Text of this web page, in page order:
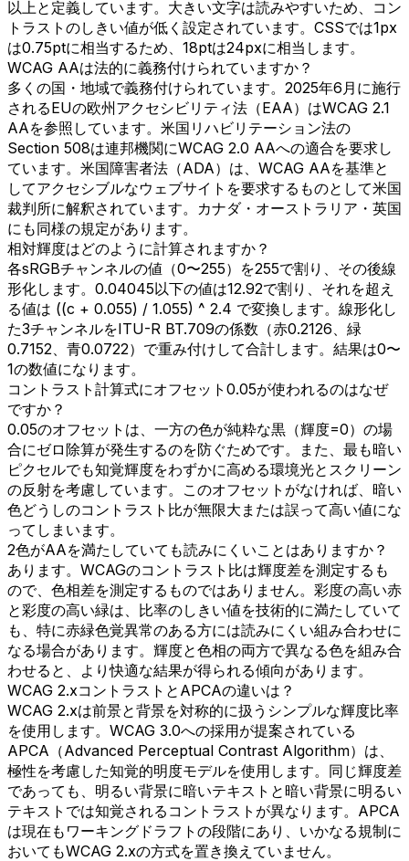
以上と定義しています。大きい文字は読みやすいため、コン
トラストのしきい値が低く設定されています。CSSでは1px
は0.75ptに相当するため、18ptは24pxに相当します。
WCAG AAは法的に義務付けられていますか？
多くの国・地域で義務付けられています。2025年6月に施行
されるEUの欧州アクセシビリティ法（EAA）はWCAG 2.1
AAを参照しています。米国リハビリテーション法の
Section 508は連邦機関にWCAG 2.0 AAへの適合を要求し
ています。米国障害者法（ADA）は、WCAG AAを基準と
してアクセシブルなウェブサイトを要求するものとして米国
裁判所に解釈されています。カナダ・オーストラリア・英国
にも同様の規定があります。
相対輝度はどのように計算されますか？
各sRGBチャンネルの値（0〜255）を255で割り、その後線
形化します。0.04045以下の値は12.92で割り、それを超え
る値は ((c + 0.055) / 1.055) ^ 2.4 で変換します。線形化し
た3チャンネルをITU-R BT.709の係数（赤0.2126、緑
0.7152、青0.0722）で重み付けして合計します。結果は0〜
1の数値になります。
コントラスト計算式にオフセット0.05が使われるのはなぜ
ですか？
0.05のオフセットは、一方の色が純粋な黒（輝度=0）の場
合にゼロ除算が発生するのを防ぐためです。また、最も暗い
ピクセルでも知覚輝度をわずかに高める環境光とスクリーン
の反射を考慮しています。このオフセットがなければ、暗い
色どうしのコントラスト比が無限大または誤って高い値にな
ってしまいます。
2色がAAを満たしていても読みにくいことはありますか？
あります。WCAGのコントラスト比は輝度差を測定するも
ので、色相差を測定するものではありません。彩度の高い赤
と彩度の高い緑は、比率のしきい値を技術的に満たしていて
も、特に赤緑色覚異常のある方には読みにくい組み合わせに
なる場合があります。輝度と色相の両方で異なる色を組み合
わせると、より快適な結果が得られる傾向があります。
WCAG 2.xコントラストとAPCAの違いは？
WCAG 2.xは前景と背景を対称的に扱うシンプルな輝度比率
を使用します。WCAG 3.0への採用が提案されている
APCA（Advanced Perceptual Contrast Algorithm）は、
極性を考慮した知覚的明度モデルを使用します。同じ輝度差
であっても、明るい背景に暗いテキストと暗い背景に明るい
テキストでは知覚されるコントラストが異なります。APCA
は現在もワーキングドラフトの段階にあり、いかなる規制に
おいてもWCAG 2.xの方式を置き換えていません。